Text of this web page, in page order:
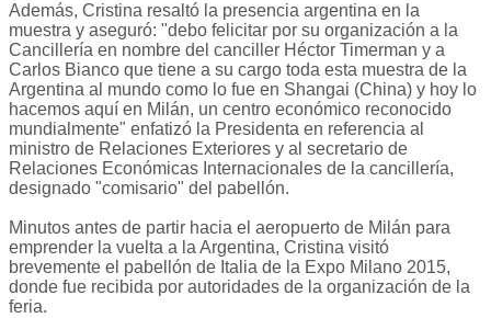
Además, Cristina resaltó la presencia argentina en la
muestra y aseguró: "debo felicitar por su organización a la
Cancillería en nombre del canciller Héctor Timerman y a
Carlos Bianco que tiene a su cargo toda esta muestra de la
Argentina al mundo como lo fue en Shangai (China) y hoy lo
hacemos aquí en Milán, un centro económico reconocido
mundialmente" enfatizó la Presidenta en referencia al
ministro de Relaciones Exteriores y al secretario de
Relaciones Económicas Internacionales de la cancillería,
designado "comisario" del pabellón.
Minutos antes de partir hacia el aeropuerto de Milán para
emprender la vuelta a la Argentina, Cristina visitó
brevemente el pabellón de Italia de la Expo Milano 2015,
donde fue recibida por autoridades de la organización de la
feria.